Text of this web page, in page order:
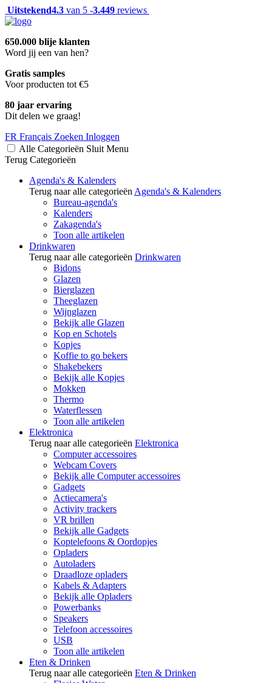
Uitstekend4.3 van 5 -3.449 reviews
650.000 blije klanten
Word jij een van hen?
Gratis samples
Voor producten tot €5
80 jaar ervaring
Dit delen we graag!
FR Français Zoeken Inloggen
Alle Categorieën Sluit Menu
Terug Categorieën
Agenda's & Kalenders
Terug naar alle categorieën Agenda's & Kalenders
Bureau-agenda's
Kalenders
Zakagenda's
Toon alle artikelen
Drinkwaren
Terug naar alle categorieën Drinkwaren
Bidons
Glazen
Bierglazen
Theeglazen
Wijnglazen
Bekijk alle Glazen
Kop en Schotels
Kopjes
Koffie to go bekers
Shakebekers
Bekijk alle Kopjes
Mokken
Thermo
Waterflessen
Toon alle artikelen
Elektronica
Terug naar alle categorieën Elektronica
Computer accessoires
Webcam Covers
Bekijk alle Computer accessoires
Gadgets
Actiecamera's
Activity trackers
VR brillen
Bekijk alle Gadgets
Koptelefoons & Oordopjes
Opladers
Autoladers
Draadloze opladers
Kabels & Adapters
Bekijk alle Opladers
Powerbanks
Speakers
Telefoon accessoires
USB
Toon alle artikelen
Eten & Drinken
Terug naar alle categorieën Eten & Drinken